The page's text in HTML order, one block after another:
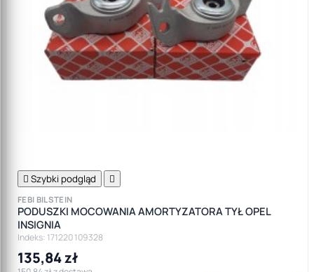
 Szybki podgląd 
FEBI BILSTEIN
PODUSZKI MOCOWANIA AMORTYZATORA TYŁ OPEL
INSIGNIA
Indeks: 171220 109328
135,84 zł